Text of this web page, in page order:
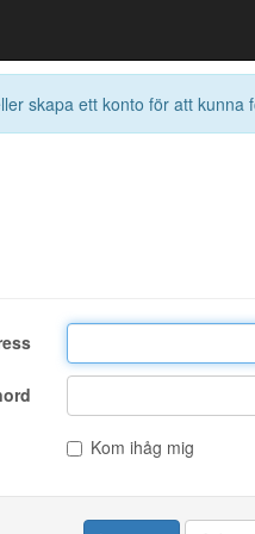
skapa ett konto för att kunna
Kom ihåg mig